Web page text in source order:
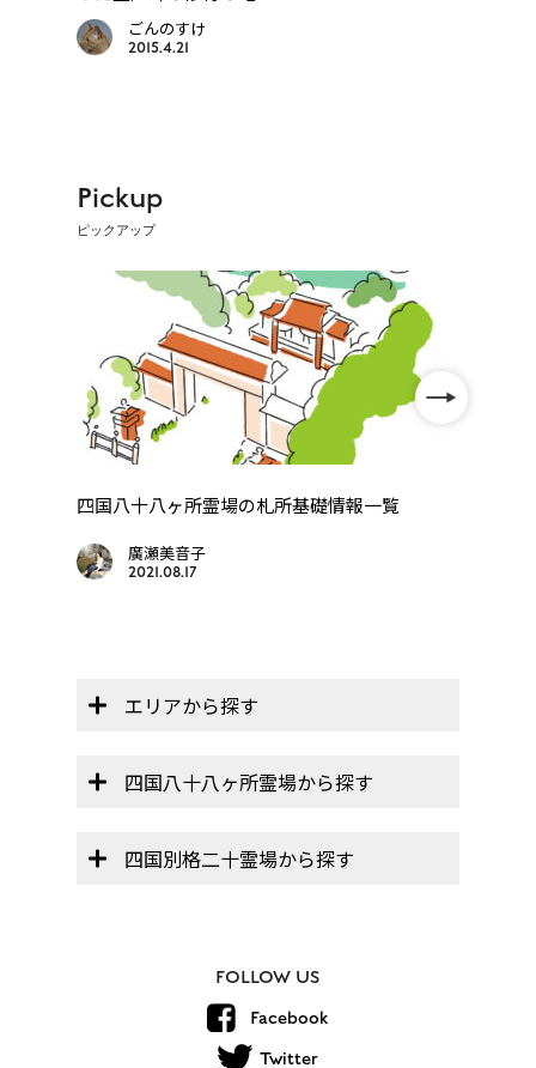
ごんのすけ
2015.4.21
Pickup
ピックアップ
四国八十八ヶ所霊場の札所基礎情報一覧
廣瀬美音子
2021.08.17
エリアから探す
四国八十八ヶ所霊場から探す
四国別格二十霊場から探す
FOLLOW US
Facebook
Twitter